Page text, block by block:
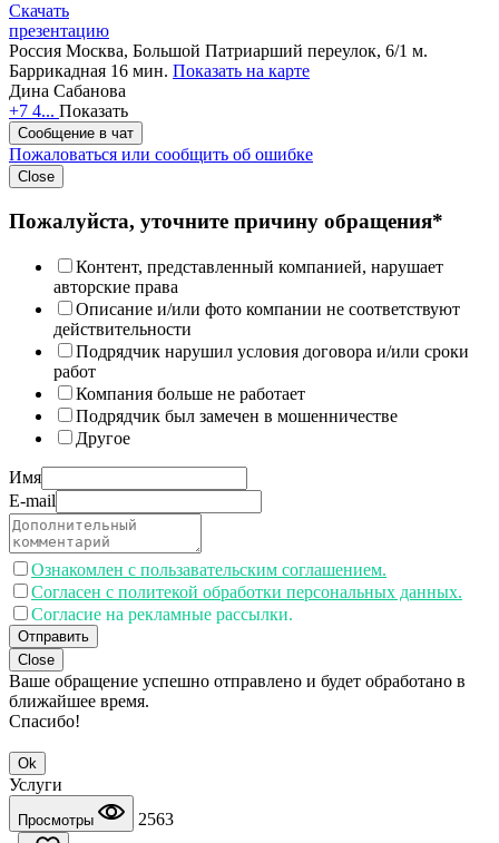
Скачать
презентацию
Россия Москва, Большой Патриарший переулок, 6/1 м.
Баррикадная 16 мин. Показать на карте
Дина Сабанова
+7 4... Показать
Сообщение в чат
Пожаловаться или сообщить об ошибке
Close
Пожалуйста, уточните причину обращения*
Контент, представленный компанией, нарушает
авторские права
Описание и/или фото компании не соответствуют
действительности
Подрядчик нарушил условия договора и/или сроки
работ
Компания больше не работает
Подрядчик был замечен в мошенничестве
Другое
Имя
E-mail
Ознакомлен с пользавательским соглашением.
Согласен с политекой обработки персональных данных.
Согласие на рекламные рассылки.
Отправить
Close
Ваше обращение успешно отправлено и будет обработано в
ближайшее время.
Спасибо!
Ok
Услуги
Просмотры
2563